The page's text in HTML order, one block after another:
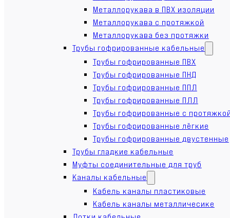
Металлорукава в ПВХ изоляции
Металлорукава с протяжкой
Металлорукава без протяжки
Трубы гофрированные кабельные
Трубы гофрированные ПВХ
Трубы гофрированные ПНД
Трубы гофрированные ППЛ
Трубы гофрированные ПЛЛ
Трубы гофрированные с
Трубы гофрированные лёгкие
Трубы гофрированные двустенные
Трубы гладкие кабельные
Муфты соединительные для труб
Каналы кабельные
Кабель каналы пластиковые
Кабель каналы металличесике